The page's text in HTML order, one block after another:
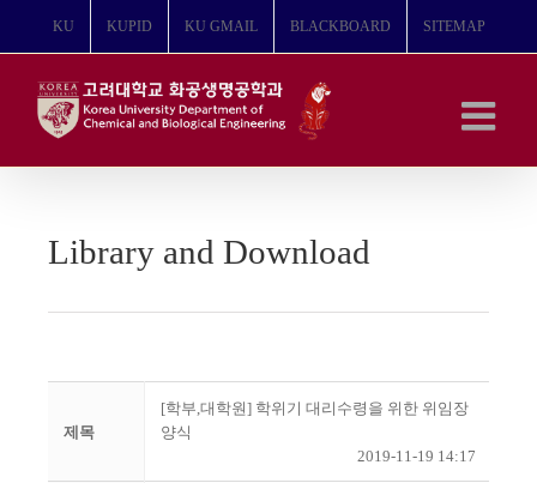
뛰
KU KUPID KU GMAIL BLACKBOARD SITEMAP
Library and Download
제목
[학부,대학원] 학위기 대리수령을 위한 위임장
양식
2019-11-19 14:17